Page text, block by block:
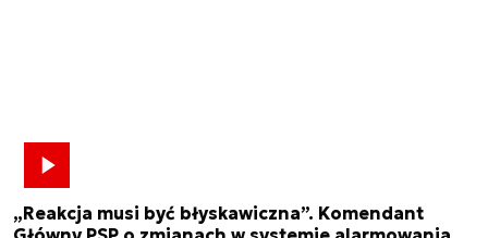
„Reakcja musi być błyskawiczna”. Komendant